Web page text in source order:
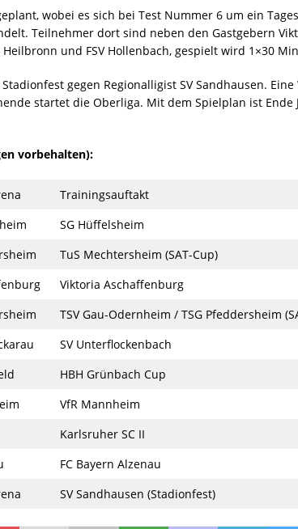
wobei es sich bei Test Nummer 6 um ein
Teilnehmer dort sind neben den Gastgebern
Heilbronn und FSV Hollenbach, gespielt wird 1×30
gegen Regionalligist SV Sandhausen. Eine
startet die Oberliga. Mit dem Spielplan ist Ende
vorbehalten):
Trainingsauftakt
SG Hüffelsheim
TuS Mechtersheim (SAT-Cup)
Viktoria Aschaffenburg
TSV Gau-Odernheim / TSG Pfeddersheim
SV Unterflockenbach
HBH Grünbach Cup
VfR Mannheim
Karlsruher SC II
FC Bayern Alzenau
SV Sandhausen (Stadionfest)